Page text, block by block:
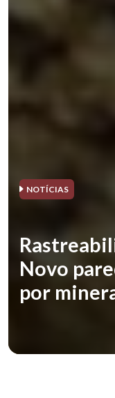
NOTÍCIAS
Novo
por